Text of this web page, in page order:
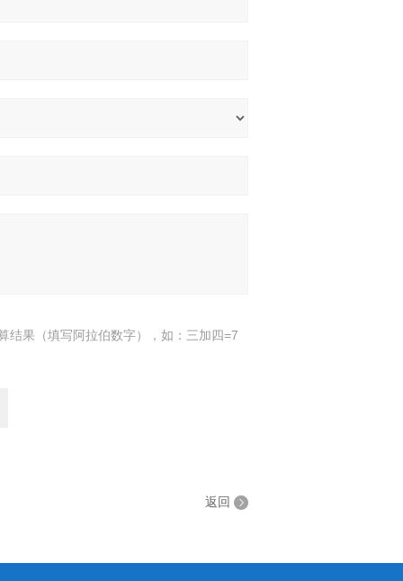
结果（填写阿拉伯数字），如：三加四=7
返回